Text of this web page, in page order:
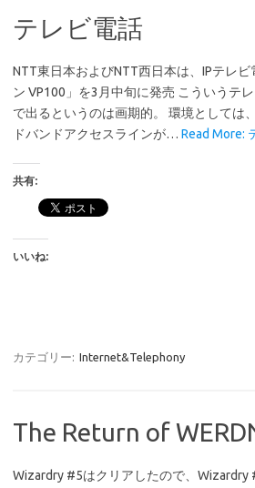
テレビ電話
NTT東日本およびNTT西日本は、IPテレ
ン VP100」を3月中旬に発売 こういうテ
で出るというのは画期的。 環境としては
ドバンドアクセスラインが… Read More:
共有:
いいね:
カテゴリー: Internet&Telephony
The Return of
Wizardry #5はクリアしたので、Wizardry